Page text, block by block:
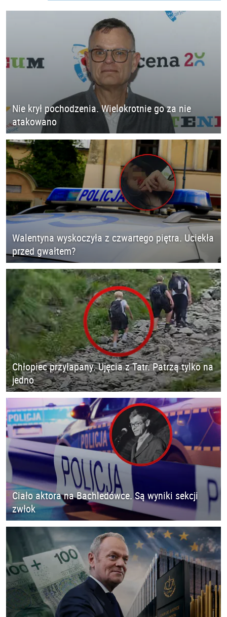
Nie krył pochodzenia. Wielokrotnie go za nie
atakowano
Walentyna wyskoczyła z czwartego piętra. Uciekła
przed gwałtem?
Chłopiec przyłapany. Ujęcia z Tatr. Patrzą tylko na
jedno
Ciało aktora na Bachledówce. Są wyniki sekcji
zwłok